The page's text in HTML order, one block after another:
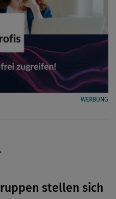
WERBUNG
stellen sich